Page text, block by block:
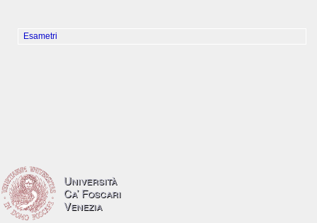
Esametri
Università
Ca’ Foscari
Venezia